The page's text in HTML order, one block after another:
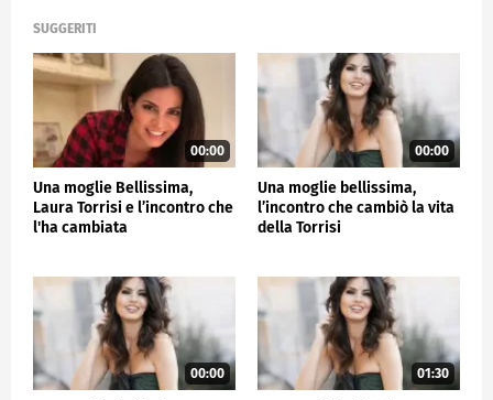
SUGGERITI
00:00
Una moglie Bellissima,
Laura Torrisi e l’incontro che
l'ha cambiata
00:00
Una moglie bellissima,
l’incontro che cambiò la vita
della Torrisi
00:00 01:30